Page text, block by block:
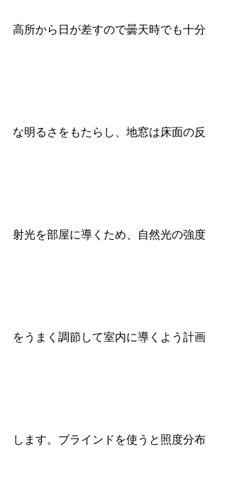
高所から日が差すので曇天時でも十分
な明るさをもたらし、地窓は床面の反
射光を部屋に導くため、自然光の強度
をうまく調節して室内に導くよう計画
します。ブラインドを使うと照度分布